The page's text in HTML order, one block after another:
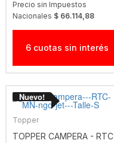
Precio sin Impuestos
Nacionales $ 66.114,88
6 cuotas sin interés
Topper
TOPPER CAMPERA - RTC